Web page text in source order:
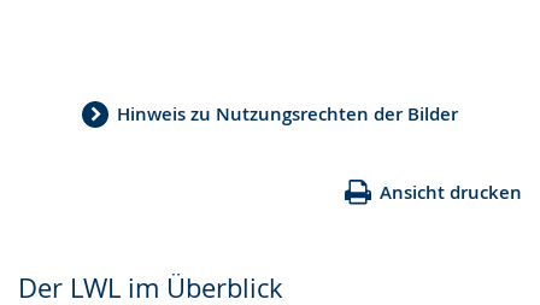
Hinweis zu Nutzungsrechten der Bilder
Ansicht drucken
Der LWL im Überblick